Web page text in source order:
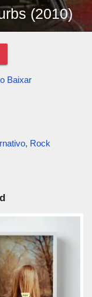
(2010)
Baixar
, Rock